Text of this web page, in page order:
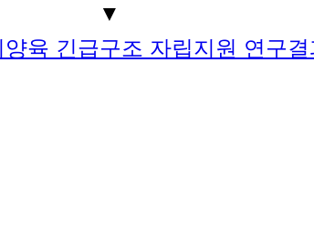
▼
육 긴급구조 자립지원 연구